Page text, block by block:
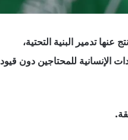
تدمير البنية التحتية،
الإنسانية للمحتاجين دون قيود